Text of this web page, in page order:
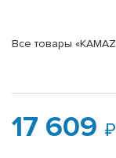
Все товары
17 609